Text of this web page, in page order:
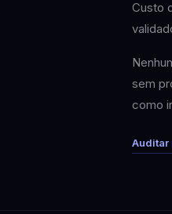
Custo
sem
como
Auditar